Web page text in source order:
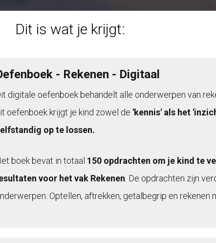
Dit is wat je krijgt:
- Rekenen - Digitaal
digitale oefenboek behandelt alle onderwerpen van
oefenboek krijgt je kind zowel de 'kennis' als het
op te lossen.
boek bevat in totaal 150 opdrachten om je kind te
voor het vak Rekenen . De opdrachten zijn
Optellen, aftrekken, getalbegrip en rekenen